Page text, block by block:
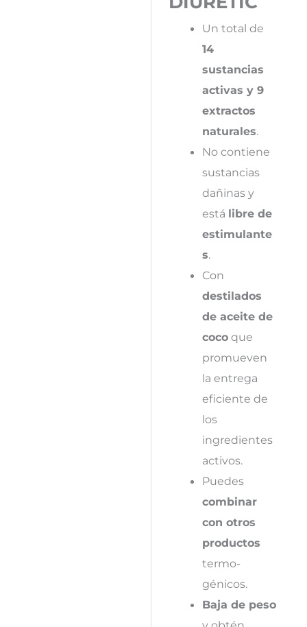
Un total de
14
sustancias
activas y 9
extractos
naturales.
No contiene
sustancias
dañinas y
está libre de
estimulante
s.
Con
destilados
de aceite de
cocoque
promueven
la entrega
eficiente de
los
ingredientes
activos.
Puedes
combinar
con otros
productos
termo-
génicos.
Baja de peso